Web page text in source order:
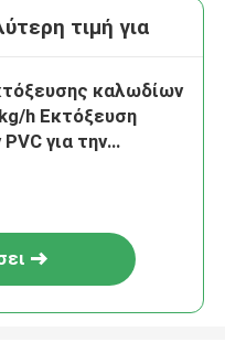
τιμή για
καλωδίων
h Εκτόξευση
για την